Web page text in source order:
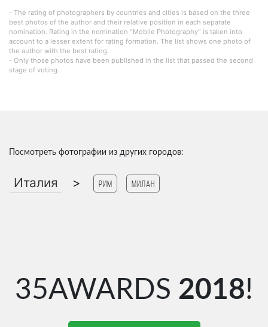
- The rating of photographers by countries and cities is based on the three
best photos of the author and their relative position in each separate
nomination. Rating in the nomination "Mobile Photography" is taken into
account to a lesser extent for rating formation. The list shows one photo of
the author with the best rating.
- Only those photos have been published in the list that passed the second
stage of voting.
Посмотреть фотографии из других городов:
Италия > Рим Милан
35AWARDS 2018!